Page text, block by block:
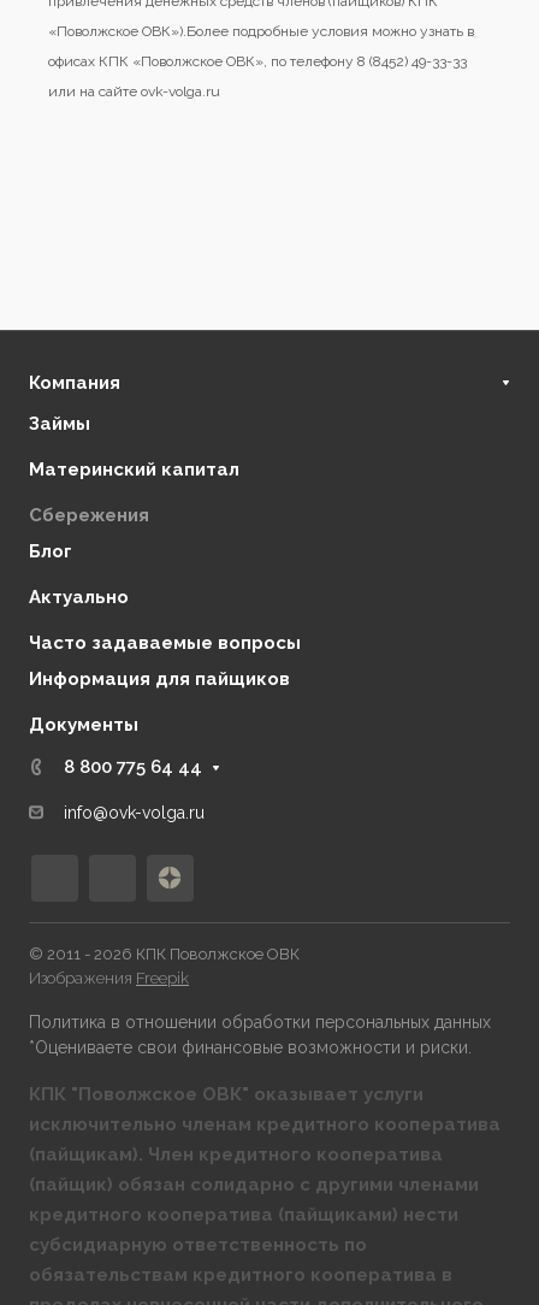
«Поволжское ОВК»).Более подробные условия можно узнать в
офисах КПК «Поволжское ОВК», по телефону 8 (8452) 49-33-33
или на сайте ovk-volga.ru
Компания
О нас
Финансовая стабильность
Отзывы
Партнеры
Контакты
Займы
Материнский капитал
Сбережения
Блог
Актуально
Часто задаваемые вопросы
Информация для пайщиков
Документы
8 800 775 64 44
info@ovk-volga.ru
© 2011 - 2026 КПК Поволжское ОВК
Изображения Freepik
Политика в отношении обработки персональных данных
*Оцениваете свои финансовые возможности и риски.
КПК "Поволжское ОВК" оказывает услуги
исключительно членам кредитного кооператива
(пайщикам). Член кредитного кооператива
(пайщик) обязан солидарно с другими членами
кредитного кооператива (пайщиками) нести
субсидиарную ответственность по
обязательствам кредитного кооператива в